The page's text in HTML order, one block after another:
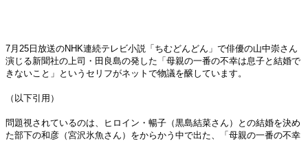
7月25日放送のNHK連続テレビ小説「ちむどんどん」で俳優の山中崇さん
演じる新聞社の上司・田良島の発した「母親の一番の不幸は息子と結婚で
きないこと」というセリフがネットで物議を醸しています。
（以下引用）
問題視されているのは、ヒロイン・暢子（黒島結菜さん）との結婚を決め
た部下の和彦（宮沢氷魚さん）をからかう中で出た、「母親の一番の不幸